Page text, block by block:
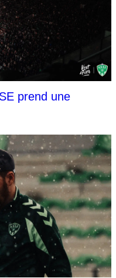
prend une